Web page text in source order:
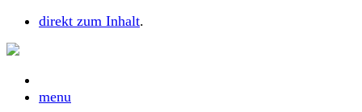
direkt zum Inhalt.
menu